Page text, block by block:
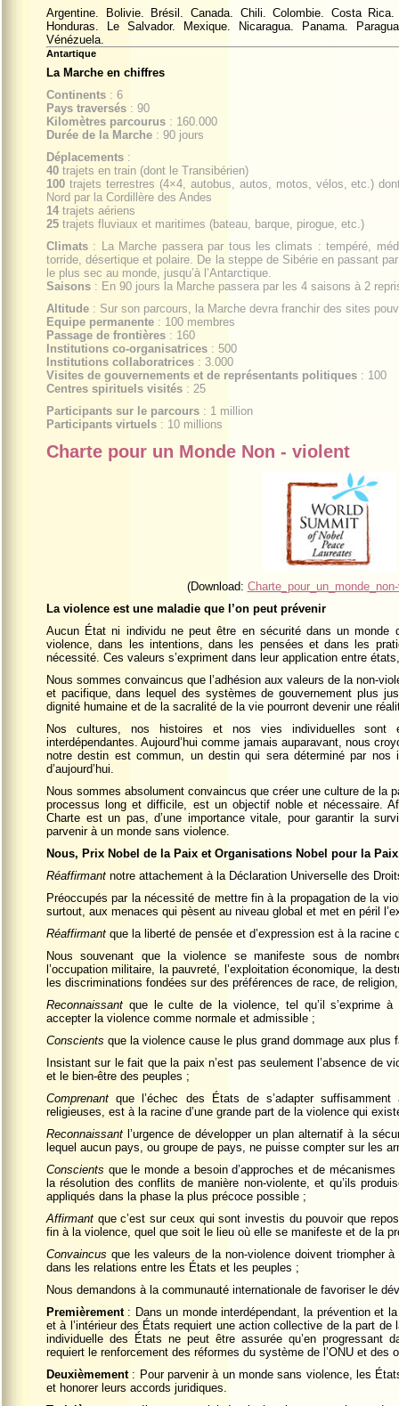
Argentine. Bolivie. Brésil. Canada. Chili. Colombie. Costa
Honduras. Le Salvador. Mexique. Nicaragua. Panama.
Vénézuela.
Antartique
La Marche en chiffres
Continents : 6
Pays traversés : 90
Kilomètres parcourus : 160.000
Durée de la Marche : 90 jours
Déplacements :
40 trajets en train (dont le Transibérien)
100 trajets terrestres (4×4, autobus, autos, motos, vélos, etc.)
Nord par la Cordillère des Andes
14 trajets aériens
25 trajets fluviaux et maritimes (bateau, barque, pirogue, etc.)
Climats : La Marche passera par tous les climats : tempéré,
torride, désertique et polaire. De la steppe de Sibérie en passant
le plus sec au monde, jusqu’à l’Antarctique.
Saisons : En 90 jours la Marche passera par les 4 saisons à 2
Altitude : Sur son parcours, la Marche devra franchir des sites
Equipe permanente : 100 membres
Passage de frontières : 160
Institutions co-organisatrices : 500
Institutions collaboratrices : 3.000
Visites de gouvernements et de représentants politiques : 100
Centres spirituels visités : 25
Participants sur le parcours : 1 million
Participants virtuels : 10 millions
Charte pour un Monde Non - violent
(Download:
La violence est une maladie que l’on peut prévenir
Aucun État ni individu ne peut être en sécurité dans un monde
violence, dans les intentions, dans les pensées et dans les
nécessité. Ces valeurs s’expriment dans leur application entre
Nous sommes convaincus que l’adhésion aux valeurs de la non-
et pacifique, dans lequel des systèmes de gouvernement plus
dignité humaine et de la sacralité de la vie pourront devenir une
Nos cultures, nos histoires et nos vies individuelles sont
interdépendantes. Aujourd’hui comme jamais auparavant, nous
notre destin est commun, un destin qui sera déterminé par
d’aujourd’hui.
Nous sommes absolument convaincus que créer une culture de la
processus long et difficile, est un objectif noble et nécessaire.
Charte est un pas, d’une importance vitale, pour garantir la
parvenir à un monde sans violence.
Nous, Prix Nobel de la Paix et Organisations Nobel pour la
Réaffirmant notre attachement à la Déclaration Universelle des
Préoccupés par la nécessité de mettre fin à la propagation de la
surtout, aux menaces qui pèsent au niveau global et met en péril
Réaffirmant que la liberté de pensée et d’expression est à la
Nous souvenant que la violence se manifeste sous de
l’occupation militaire, la pauvreté, l’exploitation économique, la
les discriminations fondées sur des préférences de race, de
Reconnaissant que le culte de la violence, tel qu’il s’exprime
accepter la violence comme normale et admissible ;
Conscients que la violence cause le plus grand dommage aux plus
Insistant sur le fait que la paix n’est pas seulement l’absence de
et le bien-être des peuples ;
Comprenant que l’échec des États de s’adapter
religieuses, est à la racine d’une grande part de la violence qui
Reconnaissant l’urgence de développer un plan alternatif à la
lequel aucun pays, ou groupe de pays, ne puisse compter sur les
Conscients que le monde a besoin d’approches et de
la résolution des conflits de manière non-violente, et qu’ils
appliqués dans la phase la plus précoce possible ;
Affirmant que c’est sur ceux qui sont investis du pouvoir que
fin à la violence, quel que soit le lieu où elle se manifeste et de la
Convaincus que les valeurs de la non-violence doivent triompher
dans les relations entre les États et les peuples ;
Nous demandons à la communauté internationale de favoriser le
Premièrement : Dans un monde interdépendant, la prévention et
et à l’intérieur des États requiert une action collective de la part
individuelle des États ne peut être assurée qu’en progressant
requiert le renforcement des réformes du système de l’ONU et des
Deuxièmement : Pour parvenir à un monde sans violence, les
et honorer leurs accords juridiques.